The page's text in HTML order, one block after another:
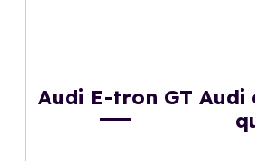
Audi E-tron GT Audi